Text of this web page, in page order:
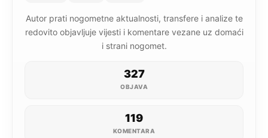
Autor prati nogometne aktualnosti, transfere i analize te
redovito objavljuje vijesti i komentare vezane uz domaći
i strani nogomet.
327
OBJAVA
119
KOMENTARA